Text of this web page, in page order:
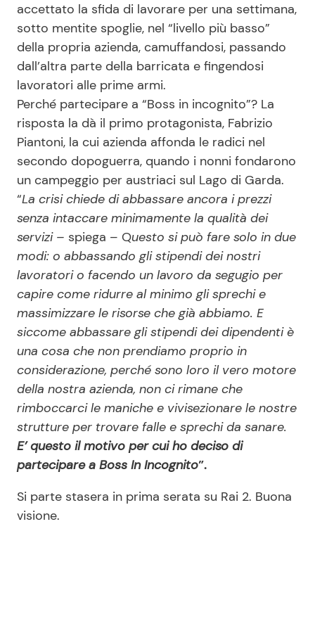
accettato la sfida di lavorare per una settimana,
sotto mentite spoglie, nel “livello più basso”
della propria azienda, camuffandosi, passando
dall’altra parte della barricata e fingendosi
lavoratori alle prime armi.
Perché partecipare a “Boss in incognito”? La
risposta la dà il primo protagonista, Fabrizio
Piantoni, la cui azienda affonda le radici nel
secondo dopoguerra, quando i nonni fondarono
un campeggio per austriaci sul Lago di Garda.
“La crisi chiede di abbassare ancora i prezzi
senza intaccare minimamente la qualità dei
servizi – spiega – Questo si può fare solo in due
modi: o abbassando gli stipendi dei nostri
lavoratori o facendo un lavoro da segugio per
capire come ridurre al minimo gli sprechi e
massimizzare le risorse che già abbiamo. E
siccome abbassare gli stipendi dei dipendenti è
una cosa che non prendiamo proprio in
considerazione, perché sono loro il vero motore
della nostra azienda, non ci rimane che
rimboccarci le maniche e vivisezionare le nostre
strutture per trovare falle e sprechi da sanare.
E’ questo il motivo per cui ho deciso di
partecipare a Boss In Incognito”.
Si parte stasera in prima serata su Rai 2. Buona
visione.